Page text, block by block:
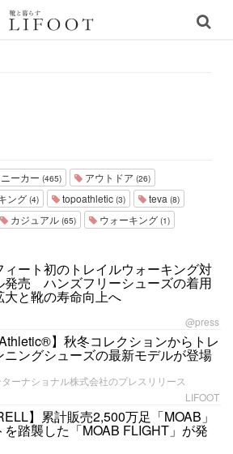
ーカー (465) アウトドア (26)
ング (4) topoathletic (3) teva (8)
カジュアル (65) ウォーキング (1)
ィート初のトレイルウォーキング対
発売 ハンズフリーシューズの着用
大と靴の寿命向上へ
@press
Athletic®︎】秋冬コレクションからトレ
ニングシューズの最新モデルが登場
ーナショナル株式会社のプレスリリース
LIFOOT
】累計販売2,500万足「MOAB」
を踏襲した「MOAB FLIGHT」が発